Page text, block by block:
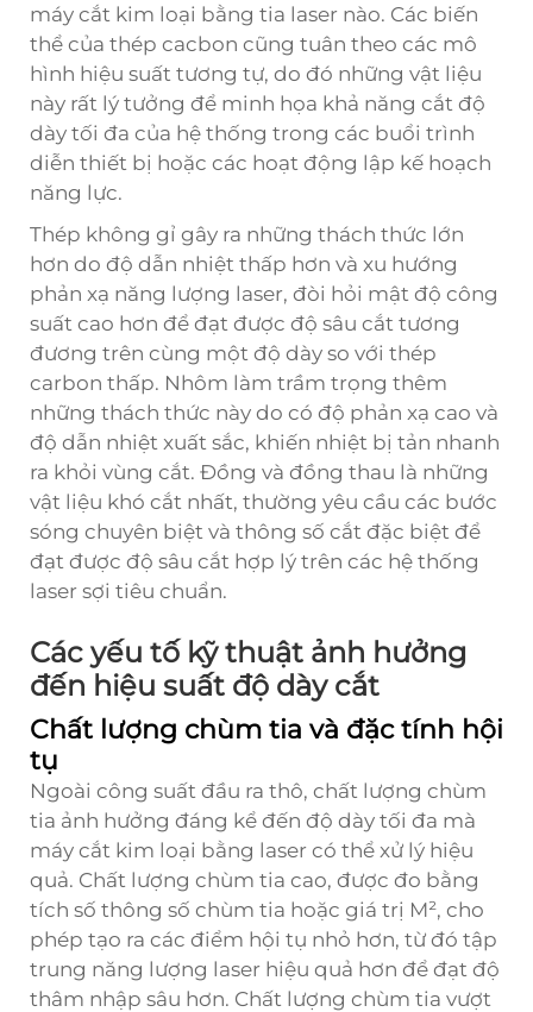
máy cắt kim loại bằng tia laser nào. Các biến
thể của thép cacbon cũng tuân theo các mô
hình hiệu suất tương tự, do đó những vật liệu
này rất lý tưởng để minh họa khả năng cắt độ
dày tối đa của hệ thống trong các buổi trình
diễn thiết bị hoặc các hoạt động lập kế hoạch
năng lực.
Thép không gỉ gây ra những thách thức lớn
hơn do độ dẫn nhiệt thấp hơn và xu hướng
phản xạ năng lượng laser, đòi hỏi mật độ công
suất cao hơn để đạt được độ sâu cắt tương
đương trên cùng một độ dày so với thép
carbon thấp. Nhôm làm trầm trọng thêm
những thách thức này do có độ phản xạ cao và
độ dẫn nhiệt xuất sắc, khiến nhiệt bị tản nhanh
ra khỏi vùng cắt. Đồng và đồng thau là những
vật liệu khó cắt nhất, thường yêu cầu các bước
sóng chuyên biệt và thông số cắt đặc biệt để
đạt được độ sâu cắt hợp lý trên các hệ thống
laser sợi tiêu chuẩn.
Các yếu tố kỹ thuật ảnh hưởng
đến hiệu suất độ dày cắt
Chất lượng chùm tia và đặc tính hội
tụ
Ngoài công suất đầu ra thô, chất lượng chùm
tia ảnh hưởng đáng kể đến độ dày tối đa mà
máy cắt kim loại bằng laser có thể xử lý hiệu
quả. Chất lượng chùm tia cao, được đo bằng
tích số thông số chùm tia hoặc giá trị M², cho
phép tạo ra các điểm hội tụ nhỏ hơn, từ đó tập
trung năng lượng laser hiệu quả hơn để đạt độ
thâm nhập sâu hơn. Chất lượng chùm tia vượt